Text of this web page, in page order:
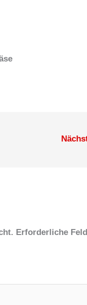
Erforderliche